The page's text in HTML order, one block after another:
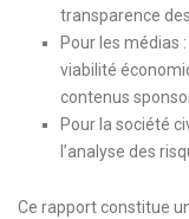
transparence
Pour les médias
viabilité
contenus
Pour la société
l’analyse des
Ce rapport constitue